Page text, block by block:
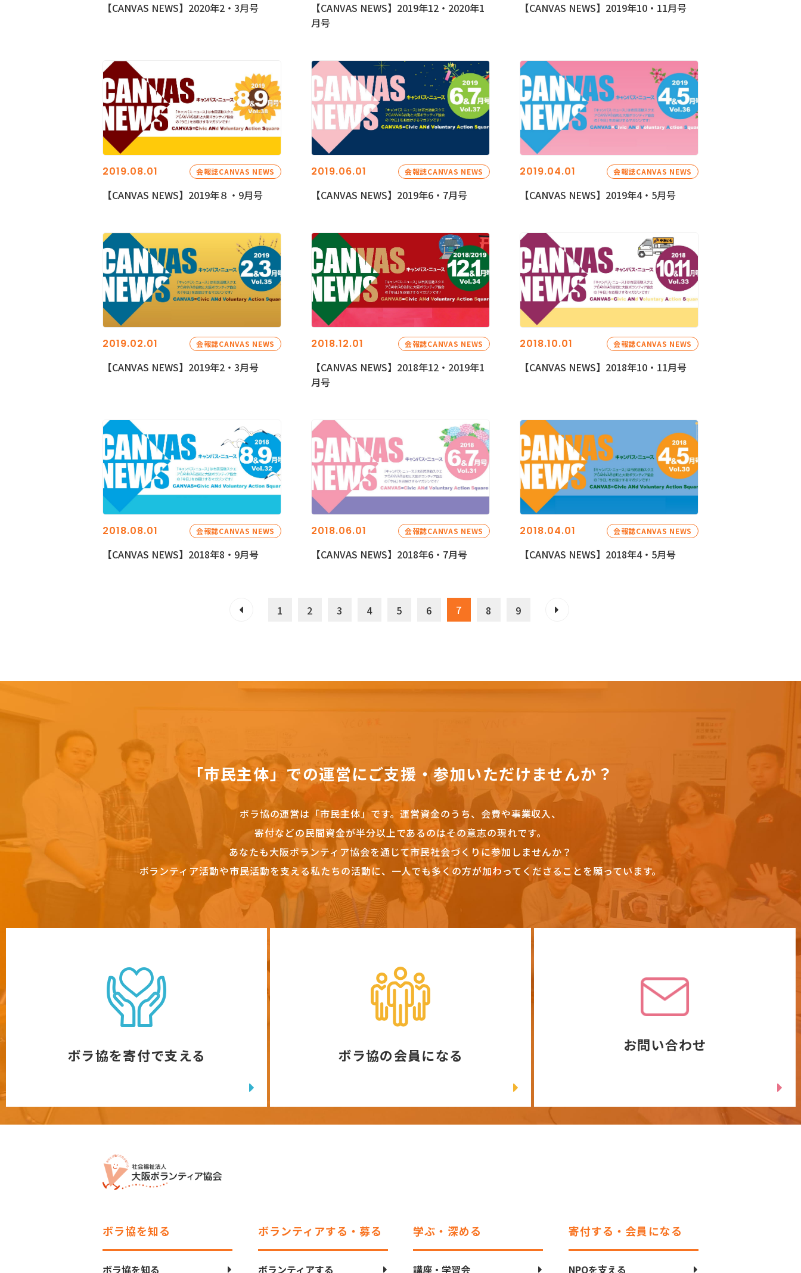
【CANVAS NEWS】2020年2・3月号
【CANVAS NEWS】2019年12・2020年1
月号
【CANVAS NEWS】2019年10・11月号
2019.08.01 会報誌CANVAS NEWS
【CANVAS NEWS】2019年８・9月号
2019.06.01 会報誌CANVAS NEWS
【CANVAS NEWS】2019年6・7月号
2019.04.01 会報誌CANVAS NEWS
【CANVAS NEWS】2019年4・5月号
2019.02.01 会報誌CANVAS NEWS
【CANVAS NEWS】2019年2・3月号
2018.12.01 会報誌CANVAS NEWS
【CANVAS NEWS】2018年12・2019年1
月号
2018.10.01 会報誌CANVAS NEWS
【CANVAS NEWS】2018年10・11月号
2018.08.01 会報誌CANVAS NEWS
【CANVAS NEWS】2018年8・9月号
2018.06.01 会報誌CANVAS NEWS
【CANVAS NEWS】2018年6・7月号
2018.04.01 会報誌CANVAS NEWS
【CANVAS NEWS】2018年4・5月号
1 2 3 4 5 6 7 8 9
「市民主体」での運営にご支援・参加いただけませんか？
ボラ協の運営は「市民主体」です。 運営資金のうち、会費や事業収入、
寄付などの民間資金が半分以上であるのはその意志の現れです。
あなたも大阪ボランティア協会を通じて市民社会づくりに参加しませんか？
ボランティア活動や市民活動を支える私たちの活動に、一人でも多くの方が加わってくださることを願っています。
ボラ協を寄付で支える ボラ協の会員になる
お問い合わせ
ボラ協を知る
ボラ協を知る
ボランティアする・募る
ボランティアする
学ぶ・深める
講座・学習会
寄付する・会員になる
NPOを支える